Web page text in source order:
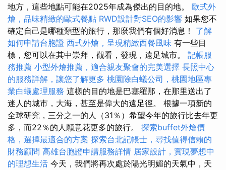
地方，這些地點可能在2025年成為傑出的目的地。 歐式外
燴，品味精緻的歐式餐點 RWD設計對SEO的影響 如果您不
確定自己是哪種類型的旅行，那麼我們有個好消息！ 了解
如何申請台胞證 西式外燴，呈現精緻西餐風味 有一些目
標，您可以在其中崇拜，觀看，發現，遠足城市。 記帳服
務推薦 小型外燴推薦，適合親友聚會的完美選擇 長照中心
的服務詳解，讓您了解更多 桃園除白蟻公司，桃園地區專
業白蟻處理服務 這樣的目的地是巴塞羅那，在那里送出了
迷人的城市，大海，甚至是偉大的遠足徑。 根據一項新的
全球研究，三分之一的人（31％）希望今年的旅行比去年更
多，而22％的人願意花更多的旅行。 探索buffet外燴價
格，選擇最適合的方案 探索台北記帳士，尋找值得信賴的
財務顧問 高雄台胞證申請服務詳情 居家設計，實現夢想中
的理想生活 今天，我們將再次處於陽光明媚的天氣中，天